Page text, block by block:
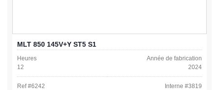
MLT 850 145V+Y ST5 S1
Heures
12
Année de fabrication
2024
Ref #6242 Interne #3819